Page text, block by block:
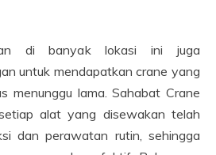
di banyak lokasi ini juga
untuk mendapatkan crane yang
menunggu lama. Sahabat Crane
alat yang disewakan telah
dan perawatan rutin, sehingga